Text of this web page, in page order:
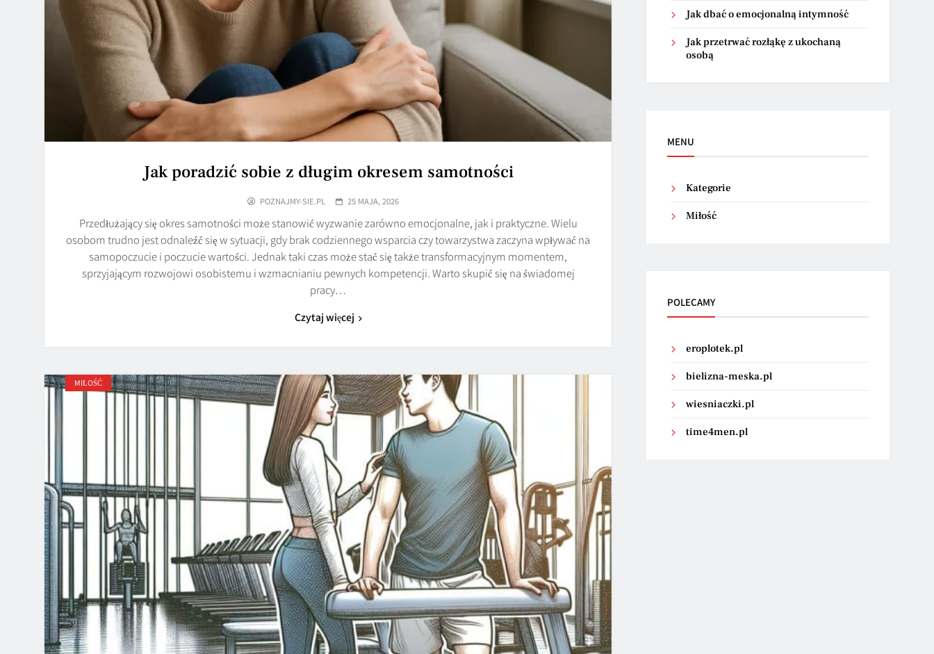
Jak poradzić sobie z długim okresem samotności
POZNAJMY-SIE.PL 25 MAJA, 2026
Przedłużający się okres samotności może stanowić wyzwanie zarówno emocjonalne, jak i praktyczne. Wielu
osobom trudno jest odnaleźć się w sytuacji, gdy brak codziennego wsparcia czy towarzystwa zaczyna wpływać na
samopoczucie i poczucie wartości. Jednak taki czas może stać się także transformacyjnym momentem,
sprzyjającym rozwojowi osobistemu i wzmacnianiu pewnych kompetencji. Warto skupić się na świadomej
pracy…
Czytaj więcej
MIŁOŚĆ
Jak dbać o emocjonalną intymność
Jak przetrwać rozłąkę z ukochaną
osobą
MENU
Kategorie
Miłość
POLECAMY
eroplotek.pl
bielizna-meska.pl
wiesniaczki.pl
time4men.pl